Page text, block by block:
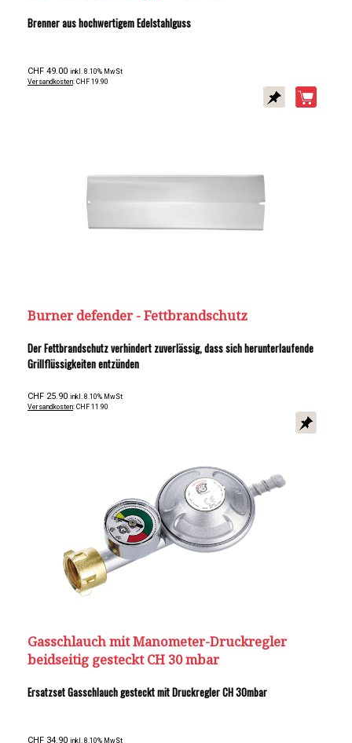
Brenner aus hochwertigem Edelstahlguss
CHF 49.00 inkl. 8.10% MwSt
Versandkosten: CHF 19.90
Burner defender - Fettbrandschutz
Der Fettbrandschutz verhindert zuverlässig, dass sich herunterlaufende
Grillflüssigkeiten entzünden
CHF 25.90 inkl. 8.10% MwSt
Versandkosten: CHF 11.90
Gasschlauch mit Manometer-Druckregler
beidseitig gesteckt CH 30 mbar
Ersatzset Gasschlauch gesteckt mit Druckregler CH 30mbar
CHF 34.90 inkl. 8.10% MwSt